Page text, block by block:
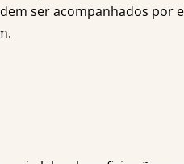
ser acompanhados por